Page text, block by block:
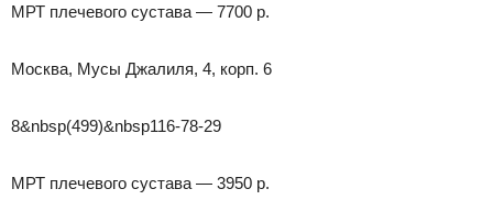
МРТ плечевого сустава — 7700 р.
Москва, Мусы Джалиля, 4, корп. 6
8&nbsp(499)&nbsp116-78-29
МРТ плечевого сустава — 3950 р.